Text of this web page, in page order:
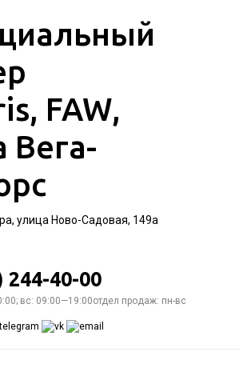
FAW,
Вега-
улица Ново-Садовая, 149а
244-40-00
вс: 09:00—19:00отдел продаж: пн-вс